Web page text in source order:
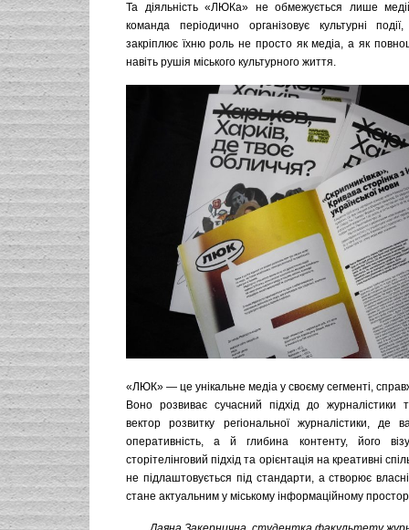
Та діяльність «ЛЮКа» не обмежується лише
команда періодично організовує культурні
закріплює їхню роль не просто як медіа, а як
навіть рушія міського культурного життя.
«ЛЮК» — це унікальне медіа у своєму сегменті,
Воно розвиває сучасний підхід до журналістики
вектор розвитку регіональної журналістики,
оперативність, а й глибина контенту, його
сторітелінговий підхід та орієнтація на креативні
не підлаштовується під стандарти, а створює
стане актуальним у міському інформаційному